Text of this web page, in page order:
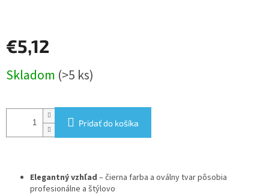
€5,12
cena:
Skladom (>5 ks)
Pridať do košíka
Elegantný vzhľad – čierna farba a oválny tvar pôsobia
profesionálne a štýlovo